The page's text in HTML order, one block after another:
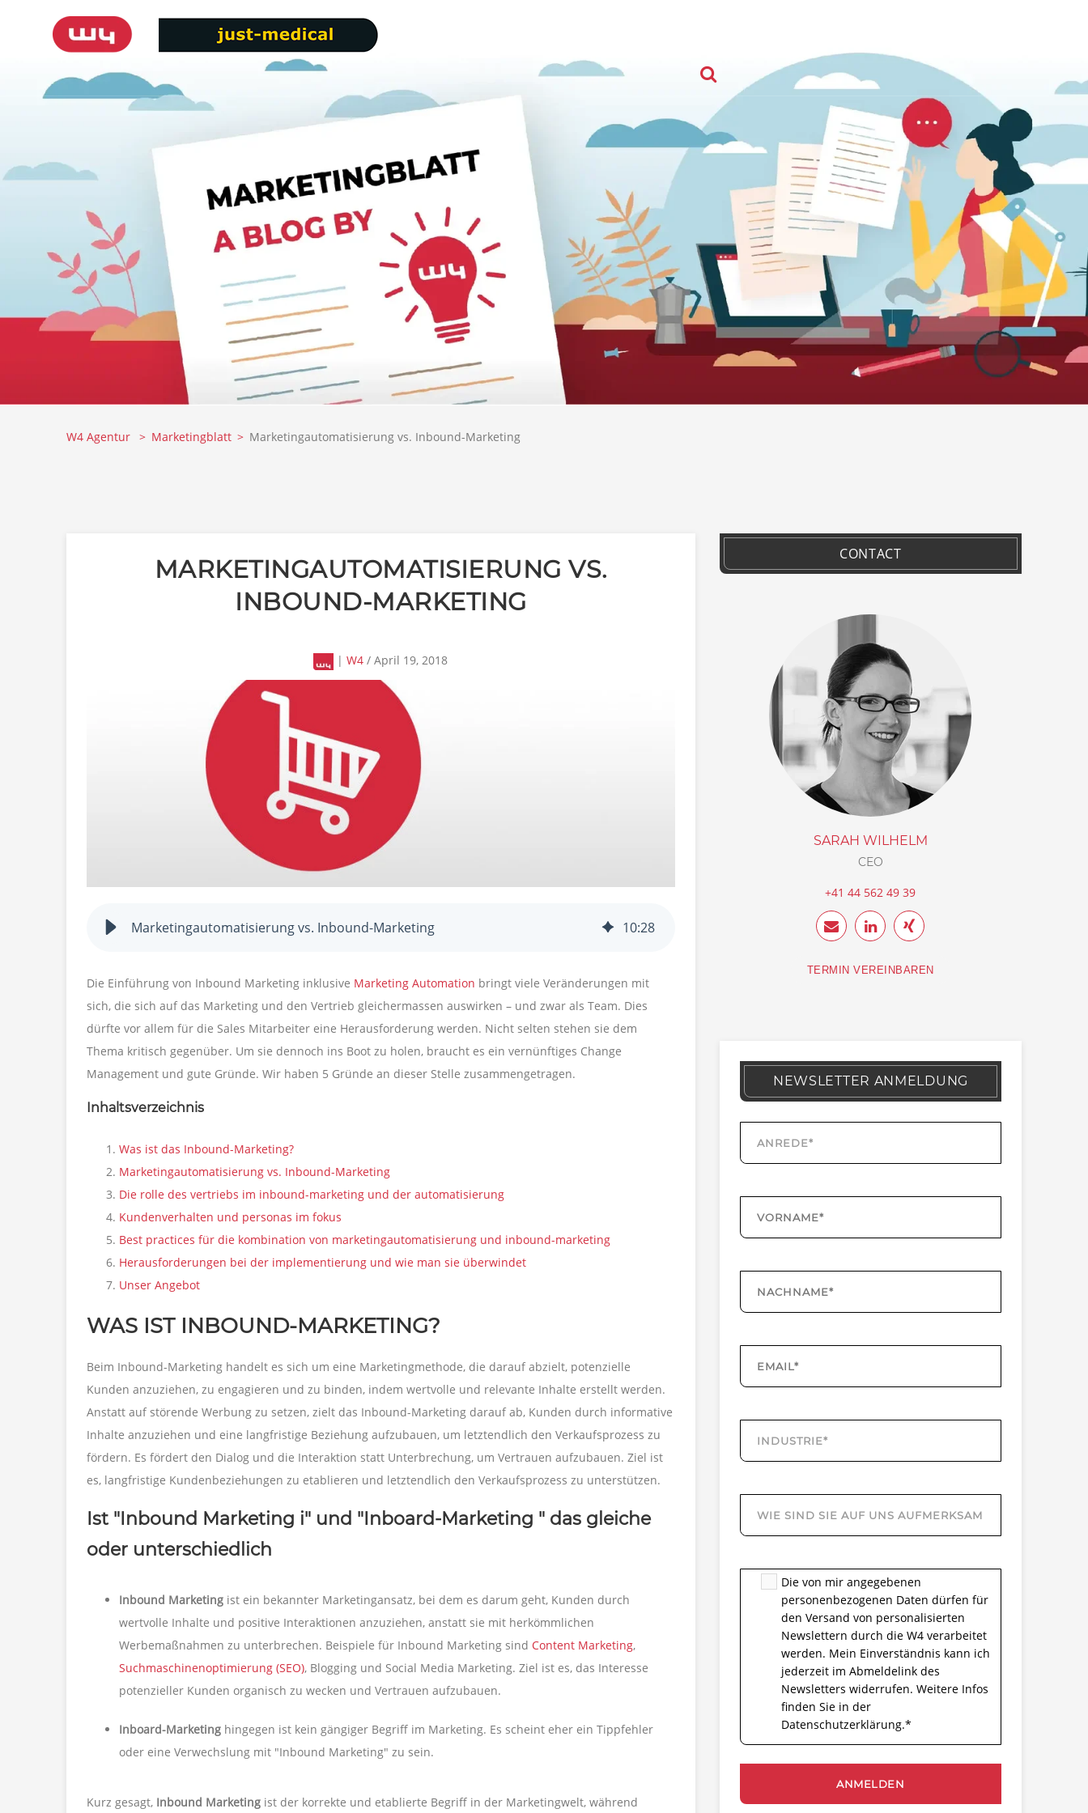
W4 Agentur Marketingblatt Marketingautomatisierung vs. Inbound-Marketing
MARKETINGAUTOMATISIERUNG VS.
INBOUND-MARKETING
|W4 / April 19, 2018
Marketingautomatisierung vs. Inbound-Marketing 10:28
Die Einführung von Inbound Marketing inklusive Marketing Automation bringt viele Veränderungen mit
sich, die sich auf das Marketing und den Vertrieb gleichermassen auswirken – und zwar als Team. Dies
dürfte vor allem für die Sales Mitarbeiter eine Herausforderung werden. Nicht selten stehen sie dem
Thema kritisch gegenüber. Um sie dennoch ins Boot zu holen, braucht es ein vernünftiges Change
Management und gute Gründe. Wir haben 5 Gründe an dieser Stelle zusammengetragen.
Inhaltsverzeichnis
Was ist das Inbound-Marketing?
Marketingautomatisierung vs. Inbound-Marketing
Die rolle des vertriebs im inbound-marketing und der automatisierung
Kundenverhalten und personas im fokus
Best practices für die kombination von marketingautomatisierung und inbound-marketing
Herausforderungen bei der implementierung und wie man sie überwindet
Unser Angebot
WAS IST INBOUND-MARKETING?
Beim Inbound-Marketing handelt es sich um eine Marketingmethode, die darauf abzielt, potenzielle
Kunden anzuziehen, zu engagieren und zu binden, indem wertvolle und relevante Inhalte erstellt werden.
Anstatt auf störende Werbung zu setzen, zielt das Inbound-Marketing darauf ab, Kunden durch informative
Inhalte anzuziehen und eine langfristige Beziehung aufzubauen, um letztendlich den Verkaufsprozess zu
fördern. Es fördert den Dialog und die Interaktion statt Unterbrechung, um Vertrauen aufzubauen. Ziel ist
es, langfristige Kundenbeziehungen zu etablieren und letztendlich den Verkaufsprozess zu unterstützen.
Ist "Inbound Marketing i" und "Inboard-Marketing " das gleiche
oder unterschiedlich
Inbound Marketing ist ein bekannter Marketingansatz, bei dem es darum geht, Kunden durch
wertvolle Inhalte und positive Interaktionen anzuziehen, anstatt sie mit herkömmlichen
Werbemaßnahmen zu unterbrechen. Beispiele für Inbound Marketing sind Content Marketing,
Suchmaschinenoptimierung (SEO), Blogging und Social Media Marketing. Ziel ist es, das Interesse
potenzieller Kunden organisch zu wecken und Vertrauen aufzubauen.
Inboard-Marketing hingegen ist kein gängiger Begriff im Marketing. Es scheint eher ein Tippfehler
oder eine Verwechslung mit "Inbound Marketing" zu sein.
Kurz gesagt, Inbound Marketing ist der korrekte und etablierte Begriff in der Marketingwelt, während
CONTACT
SARAH WILHELM
CEO
+41 44 562 49 39
TERMIN VEREINBAREN
NEWSLETTER ANMELDUNG
Die von mir angegebenen
personenbezogenen Daten dürfen für
den Versand von personalisierten
Newslettern durch die W4 verarbeitet
werden. Mein Einverständnis kann ich
jederzeit im Abmeldelink des
Newsletters widerrufen. Weitere Infos
finden Sie in der
Datenschutzerklärung.*